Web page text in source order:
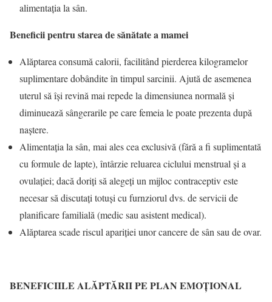
alimentația la sân.
Beneficii pentru starea de sănătate a mamei
Alăptarea consumă calorii, facilitând pierderea kilogramelor
suplimentare dobândite în timpul sarcinii. Ajută de asemenea
uterul să își revină mai repede la dimensiunea normală și
diminuează sângerarile pe care femeia le poate prezenta după
naștere.
Alimentația la sân, mai ales cea exclusivă (fără a fi suplimentată
cu formule de lapte), întârzie reluarea ciclului menstrual și a
ovulației; dacă doriți să alegeți un mijloc contraceptiv este
necesar să discutați totuși cu furnziorul dvs. de servicii de
planificare familială (medic sau asistent medical).
Alăptarea scade riscul apariției unor cancere de sân sau de ovar.
BENEFICIILE ALĂPTĂRII PE PLAN EMOȚIONAL